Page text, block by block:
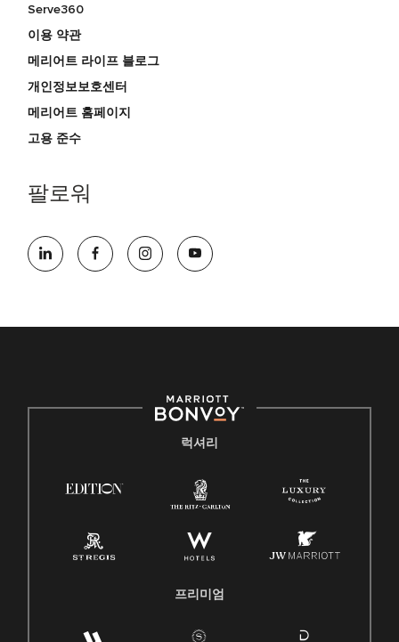
Serve360
이용 약관
메리어트 라이프 블로그
개인정보보호센터
메리어트 홈페이지
고용 준수
팔로워
럭셔리
프리미엄